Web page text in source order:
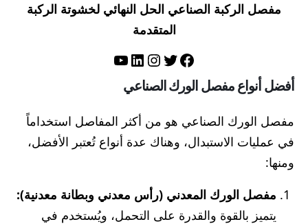
مفصل الركبة الصناعي الحل النهائي لخشوتة الركبة
المتقدمة
فيسبوك
تويترإنستجرام
لينكد إنيوتيوب
أفضل أنواع مفصل الورك الصناعي
مفصل الورك الصناعي هو من أكثر المفاصل استخداماً
في عمليات الاستبدال، وهناك عدة أنواع تُعتبر الأفضل،
ومنها:
مفصل الورك المعدني (رأس معدني وبطانة معدنية):
يتميز بالقوة والقدرة على التحمل، ويُستخدم في